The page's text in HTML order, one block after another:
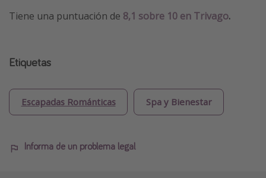
Tiene una puntuación de 8,1 sobre 10 en Trivago.
Etiquetas
Escapadas Románticas Spa y Bienestar
Informa de un problema legal